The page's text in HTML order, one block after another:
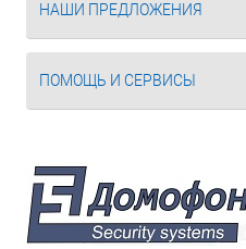
НАШИ ПРЕДЛОЖЕНИЯ
ПОМОЩЬ И СЕРВИСЫ